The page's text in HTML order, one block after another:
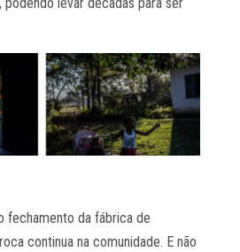
fechamento da fábrica de
continua na comunidade. E não